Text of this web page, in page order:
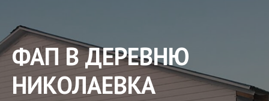
ФАП В ДЕРЕВНЮ
НИКОЛАЕВКА